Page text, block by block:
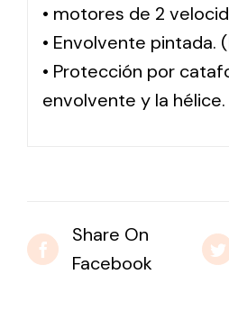
• motores de 2
• Envolvente pintada.
• Protección por
envolvente y la hélice.
Share On
Facebook